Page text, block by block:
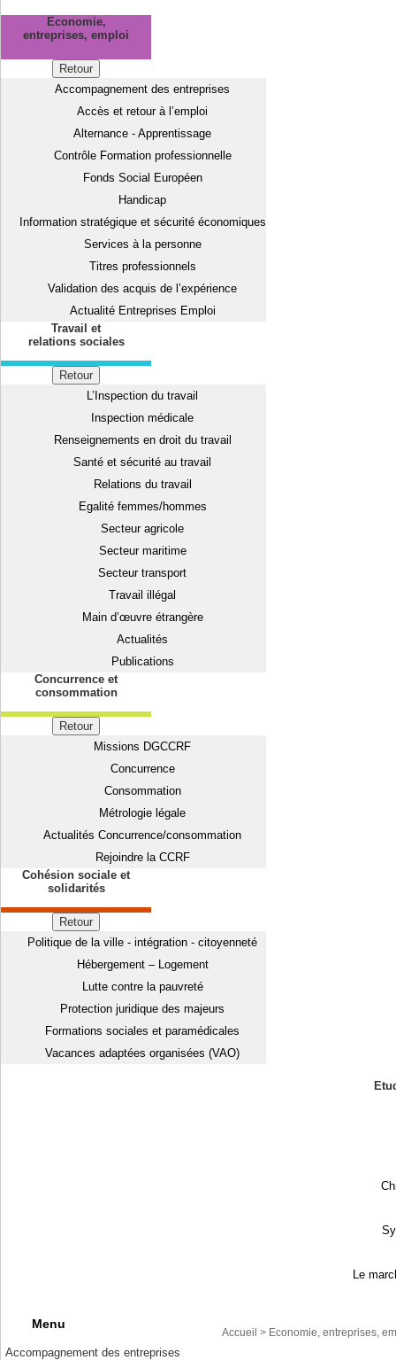
Economie,
entreprises, emploi
Retour
Accompagnement des entreprises
Accès et retour à l’emploi
Alternance - Apprentissage
Contrôle Formation professionnelle
Fonds Social Européen
Handicap
Information stratégique et sécurité économiques
Services à la personne
Titres professionnels
Validation des acquis de l’expérience
Actualité Entreprises Emploi
Travail et
relations sociales
Retour
L’Inspection du travail
Inspection médicale
Renseignements en droit du travail
Santé et sécurité au travail
Relations du travail
Egalité femmes/hommes
Secteur agricole
Secteur maritime
Secteur transport
Travail illégal
Main d’œuvre étrangère
Actualités
Publications
Concurrence et
consommation
Retour
Missions DGCCRF
Concurrence
Consommation
Métrologie légale
Actualités Concurrence/consommation
Rejoindre la CCRF
Cohésion sociale et
solidarités
Retour
Politique de la ville - intégration - citoyenneté
Hébergement – Logement
Lutte contre la pauvreté
Protection juridique des majeurs
Formations sociales et paramédicales
Vacances adaptées organisées (VAO)
Le
Menu
Accompagnement des entreprises
Accueil > Economie, entreprises,